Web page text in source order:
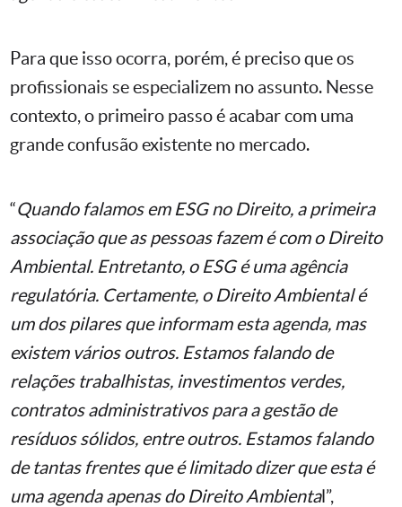
Para que isso ocorra, porém, é preciso que os
profissionais se especializem no assunto. Nesse
contexto, o primeiro passo é acabar com uma
grande confusão existente no mercado.
“Quando falamos em ESG no Direito, a primeira
associação que as pessoas fazem é com o Direito
Ambiental. Entretanto, o ESG é uma agência
regulatória. Certamente, o Direito Ambiental é
um dos pilares que informam esta agenda, mas
existem vários outros. Estamos falando de
relações trabalhistas, investimentos verdes,
contratos administrativos para a gestão de
resíduos sólidos, entre outros. Estamos falando
de tantas frentes que é limitado dizer que esta é
uma agenda apenas do Direito Ambiental”,